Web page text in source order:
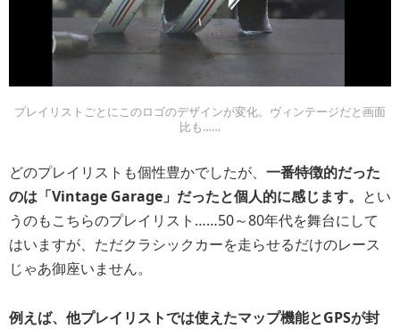
プレイリストごとにこのロゴのデザインが変化。ヴィンテージだと画面
比も……
どのプレイリストも個性豊かでしたが、 一番特徴的だった
のは「Vintage Garage」だったと個人的に感じます。 とい
うのもこちらのプレイリスト……50～80年代を舞台にして
はいますが、ただクラシックカーを走らせるだけのレース
じゃあ御座いません。
例えば、他プレイリストでは使えたマップ機能とGPSが封